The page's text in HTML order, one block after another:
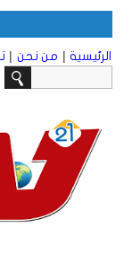
الرئيسية | من نحن |